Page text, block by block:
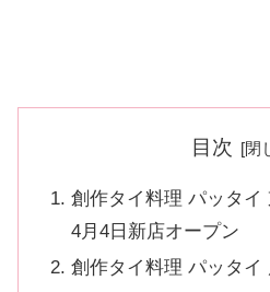
目次
創作タイ料理 パッタイ
4月4日新店オープン
創作タイ料理 パッタイ